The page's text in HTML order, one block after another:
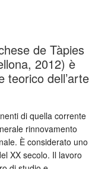
de Tàpies
2012) è
teorico dell’arte
di quella corrente
rinnovamento
È considerato uno
XX secolo. Il lavoro